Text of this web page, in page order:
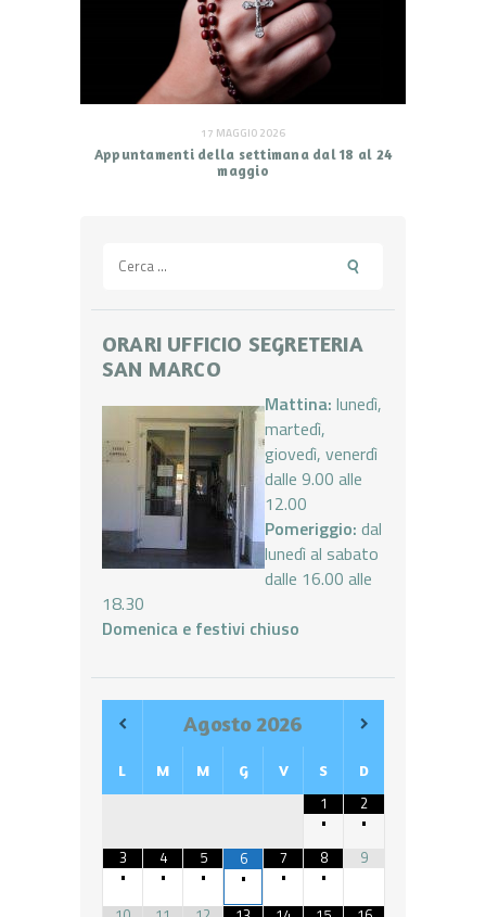
17 MAGGIO 2026
Appuntamenti della settimana dal 18 al 24
maggio
per:
ORARI UFFICIO SEGRETERIA
SAN MARCO
Mattina: lunedì,
martedì,
giovedì, venerdì
dalle 9.00 alle
12.00
Pomeriggio: dal
lunedì al sabato
dalle 16.00 alle
18.30
Domenica e festivi chiuso
Agosto 2026
L M M G V S D
1
•
2
•
3
•
4
•
5
•
6
•
7
•
8
•
9